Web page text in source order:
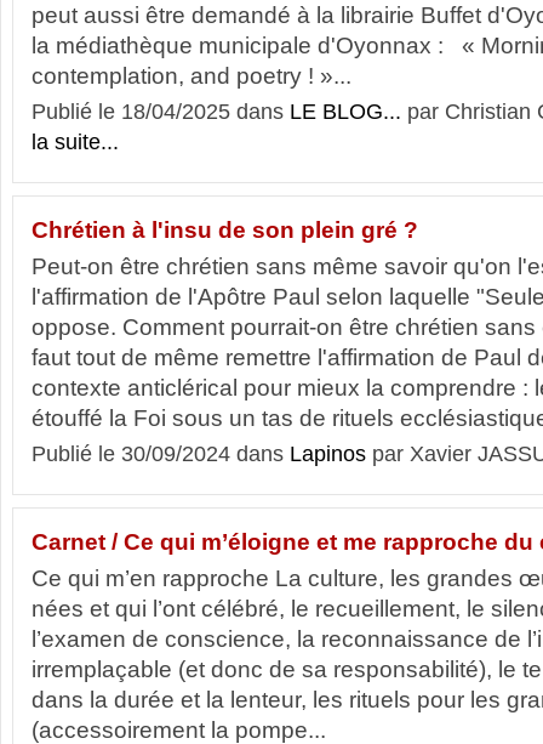
peut aussi être demandé à la librairie Buffet
la médiathèque municipale d'Oyonnax : «
contemplation, and poetry ! »...
Publié le 18/04/2025 dans LE BLOG... par Christian
la suite...
Chrétien à l'insu de son plein gré ?
Peut-on être chrétien sans même savoir qu'on
l'affirmation de l'Apôtre Paul selon laquelle
oppose. Comment pourrait-on être chrétien
faut tout de même remettre l'affirmation de Paul
contexte anticlérical pour mieux la comprendre :
étouffé la Foi sous un tas de rituels
Publié le 30/09/2024 dans Lapinos par Xavier
Carnet / Ce qui m’éloigne et me rapproche
Ce qui m’en rapproche La culture, les grandes
nées et qui l’ont célébré, le recueillement, le
l’examen de conscience, la reconnaissance de
irremplaçable (et donc de sa responsabilité), le
dans la durée et la lenteur, les rituels pour les
(accessoirement la pompe...